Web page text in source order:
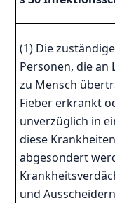
(1) Die
Personen, die an
zu Mensch
Fieber erkrankt
unverzüglich in
diese
abgesondert
und